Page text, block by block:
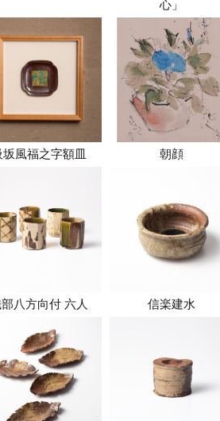
心」
坂風福之字額皿 朝顔
八方向付 六人 信楽建水